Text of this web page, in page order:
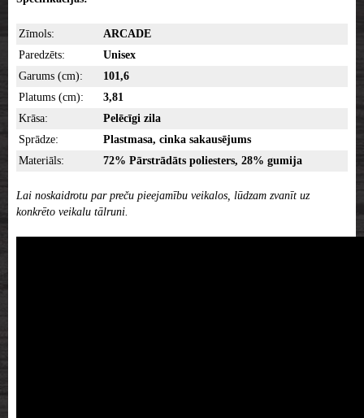
Zīmols:
ARCADE
Paredzēts:
Unisex
Garums (cm):
101,6
Platums (cm):
3,81
Krāsa:
Pelēcīgi zila
Sprādze:
Plastmasa, cinka sakausējums
Materiāls:
72% Pārstrādāts poliesters, 28% gumija
Lai noskaidrotu par preču pieejamību veikalos, lūdzam zvanīt uz
konkrēto veikalu tālruni.